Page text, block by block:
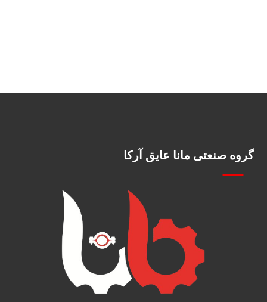
گروه صنعتی مانا عایق آرکا